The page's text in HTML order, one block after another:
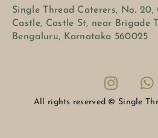
Single Thread Caterers, No. 20,
Castle, Castle St, near Brigade
Bengaluru, Karnataka 560025
All rights reserved © Single